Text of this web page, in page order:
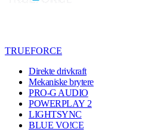
TRUEFORCE
Direkte drivkraft
Mekaniske brytere
PRO-G AUDIO
POWERPLAY 2
LIGHTSYNC
BLUE VO!CE